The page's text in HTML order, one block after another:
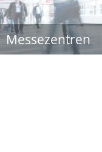
Messezentren